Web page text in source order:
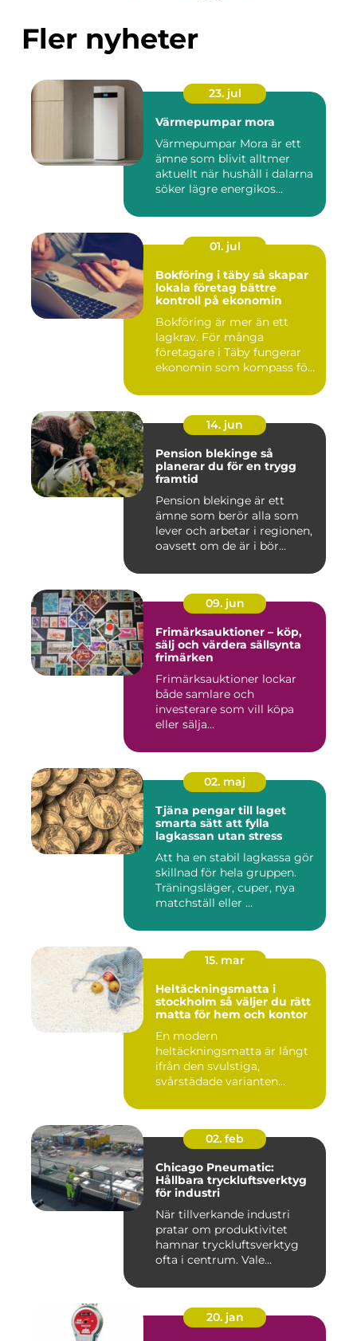
Fler nyheter
23. jul
Värmepumpar mora
Värmepumpar Mora är ett
ämne som blivit alltmer
aktuellt när hushåll i dalarna
söker lägre energikos...
01. jul
Bokföring i täby så skapar
lokala företag bättre
kontroll på ekonomin
Bokföring är mer än ett
lagkrav. För många
företagare i Täby fungerar
ekonomin som kompass för
14. jun
Pension blekinge så
planerar du för en trygg
framtid
Pension blekinge är ett
ämne som berör alla som
lever och arbetar i regionen,
oavsett om de är i bör...
09. jun
Frimärksauktioner – köp,
sälj och värdera sällsynta
frimärken
Frimärksauktioner lockar
både samlare och
investerare som vill köpa
eller sälja...
02. maj
Tjäna pengar till laget
smarta sätt att fylla
lagkassan utan stress
Att ha en stabil lagkassa gör
skillnad för hela gruppen.
Träningsläger, cuper, nya
matchställ eller ...
15. mar
Heltäckningsmatta i
stockholm så väljer du rätt
matta för hem och kontor
En modern
heltäckningsmatta är långt
ifrån den svulstiga,
svårstädade varianten
02. feb
Chicago Pneumatic:
Hållbara tryckluftsverktyg
för industri
När tillverkande industri
pratar om produktivitet
hamnar tryckluftsverktyg
ofta i centrum. Vale...
20. jan